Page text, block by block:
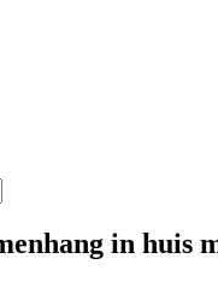
in huis